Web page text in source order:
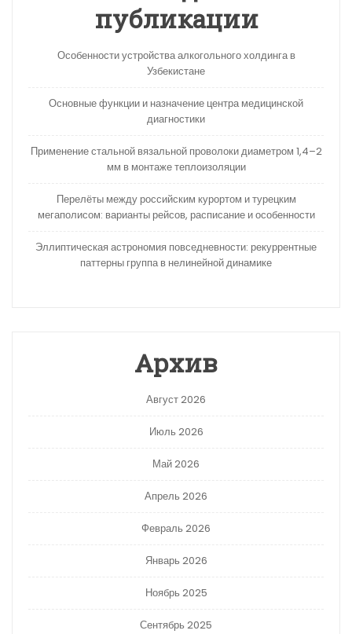
публикации
Особенности устройства алкогольного холдинга в
Узбекистане
Основные функции и назначение центра медицинской
диагностики
Применение стальной вязальной проволоки диаметром 1,4–2
мм в монтаже теплоизоляции
Перелёты между российским курортом и турецким
мегаполисом: варианты рейсов, расписание и особенности
Эллиптическая астрономия повседневности: рекуррентные
паттерны группа в нелинейной динамике
Архив
Август 2026
Июль 2026
Май 2026
Апрель 2026
Февраль 2026
Январь 2026
Ноябрь 2025
Сентябрь 2025